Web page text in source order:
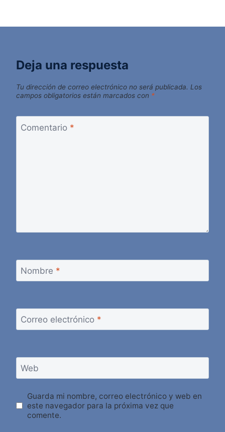
Deja una respuesta
Tu dirección de correo electrónico no será publicada. Los
campos obligatorios están marcados con *
Comentario *
Nombre *
Correo electrónico *
Web
Guarda mi nombre, correo electrónico y web en
este navegador para la próxima vez que
comente.